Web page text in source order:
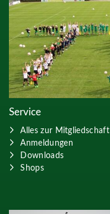
Service
Alles zur Mitgliedschaft
Anmeldungen
Downloads
Shops